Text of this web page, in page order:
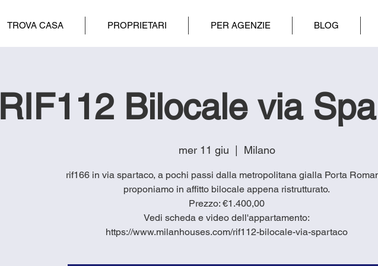
TROVA CASA PROPRIETARI PER AGENZIE BLOG
RIF112 Bilocale via
mer 11 giu
  |
Milano
rif166 in via spartaco, a pochi passi dalla metropolitana gialla Porta
proponiamo in affitto bilocale appena ristrutturato.
Prezzo: €1.400,00
Vedi scheda e video dell'appartamento:
https://www.milanhouses.com/rif112-bilocale-via-spartaco